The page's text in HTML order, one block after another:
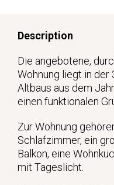
Description
Die angebotene,
Wohnung liegt in der
Altbaus aus dem
einen funktionalen
Zur Wohnung
Schlafzimmer, ein
Balkon, eine
mit Tageslicht.